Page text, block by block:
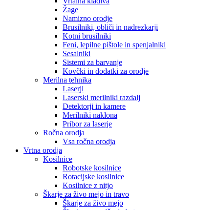
Žage
Namizno orodje
Brusilniki, obliči in nadrezkarji
Kotni brusilniki
Feni, lepilne pištole in spenjalniki
Sesalniki
Sistemi za barvanje
Kovčki in dodatki za orodje
Merilna tehnika
Laserji
Laserski merilniki razdalj
Detektorji in kamere
Merilniki naklona
Pribor za laserje
Ročna orodja
Vsa ročna orodja
Vrtna orodja
Kosilnice
Robotske kosilnice
Rotacijske kosilnice
Kosilnice z nitjo
Škarje za živo mejo in travo
Škarje za živo mejo